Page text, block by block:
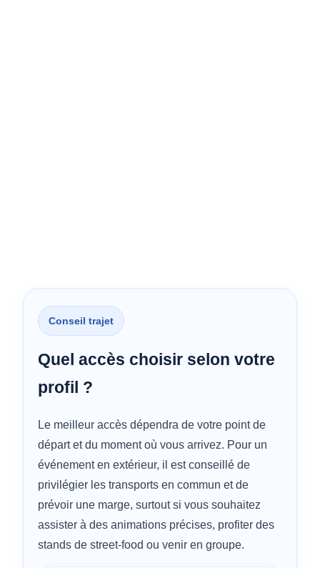
Conseil trajet
Quel accès choisir selon votre
profil ?
Le meilleur accès dépendra de votre point de
départ et du moment où vous arrivez. Pour un
événement en extérieur, il est conseillé de
privilégier les transports en commun et de
prévoir une marge, surtout si vous souhaitez
assister à des animations précises, profiter des
stands de street-food ou venir en groupe.